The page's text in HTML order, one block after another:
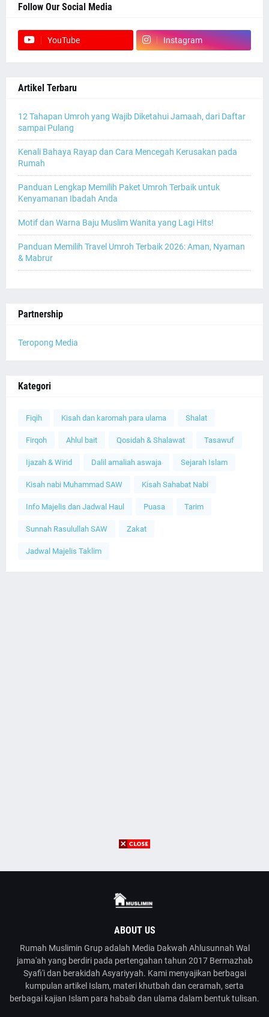
Follow Our Social Media
YouTube Instagram
Artikel Terbaru
12 Tahapan Umroh yang Wajib Diketahui Jamaah, dari Daftar
sampai Pulang
Kenali Bahaya Rayap dan Cara Mencegah Kerusakan pada
Rumah
Panduan Lengkap Memilih Paket Umroh Terbaik untuk
Kenyamanan Ibadah Anda
Motif dan Warna Baju Muslim Wanita yang Lagi Hits!
Panduan Memilih Travel Umroh Terbaik 2026: Aman, Nyaman
& Mabrur
Partnership
Teropong Media
Kategori
Fiqih Kisah dan karomah para ulama Shalat
Firqoh Ahlul bait Qosidah & Shalawat Tasawuf
Ijazah & Wirid Dalil amaliah aswaja Sejarah Islam
Kisah nabi Muhammad SAW Kisah Sahabat Nabi
Info Majelis dan Jadwal Haul Puasa Tarim
Sunnah Rasulullah SAW Zakat
Jadwal Majelis Taklim
ABOUT US
Rumah Muslimin Grup adalah Media Dakwah Ahlusunnah Wal
jama'ah yang berdiri pada pertengahan tahun 2017 Bermazhab
Syafi'i dan berakidah Asyariyyah. Kami menyajikan berbagai
kumpulan artikel Islam, materi khutbah dan ceramah, serta
berbagai kajian Islam para habaib dan ulama dalam bentuk tulisan.